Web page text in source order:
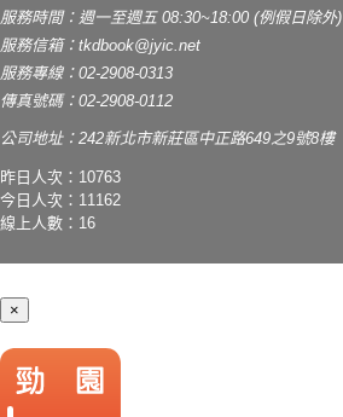
服務時間：週一至週五 08:30~18:00 (例假日除外)
服務信箱： tkdbook@jyic.net
服務專線：02-2908-0313
傳真號碼：02-2908-0112
公司地址：242新北市新莊區中正路649之9號8樓
昨日人次：10763
今日人次：11162
線上人數：16
×